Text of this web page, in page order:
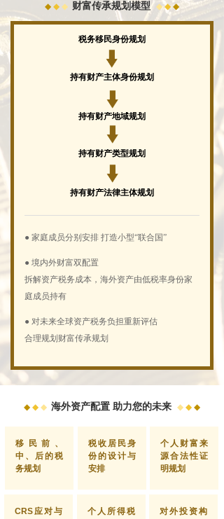
◆ ◆ ◆ 财富传承规划模型 ◆ ◆ ◆
● 家庭成员分别安排 打造小型“联合国”
● 境内外财富双配置
拆解资产税务成本，海外资产由低税率身份家
庭成员持有
● 对未来全球资产税务负担重新评估
合理规划财富传承规划
持有财产主体身份规划
持有财产地域规划
税务移民身份规划
持有财产类型规划
持有财产法律主体规划
◆ ◆ ◆ 海外资产配置 助力您的未来 ◆ ◆ ◆
移民前、
中、后的税
务规划
税收居民身
份的设计与
安排
个人财富来
源合法性证
明规划
CRS应对与 个人所得税 对外投资构